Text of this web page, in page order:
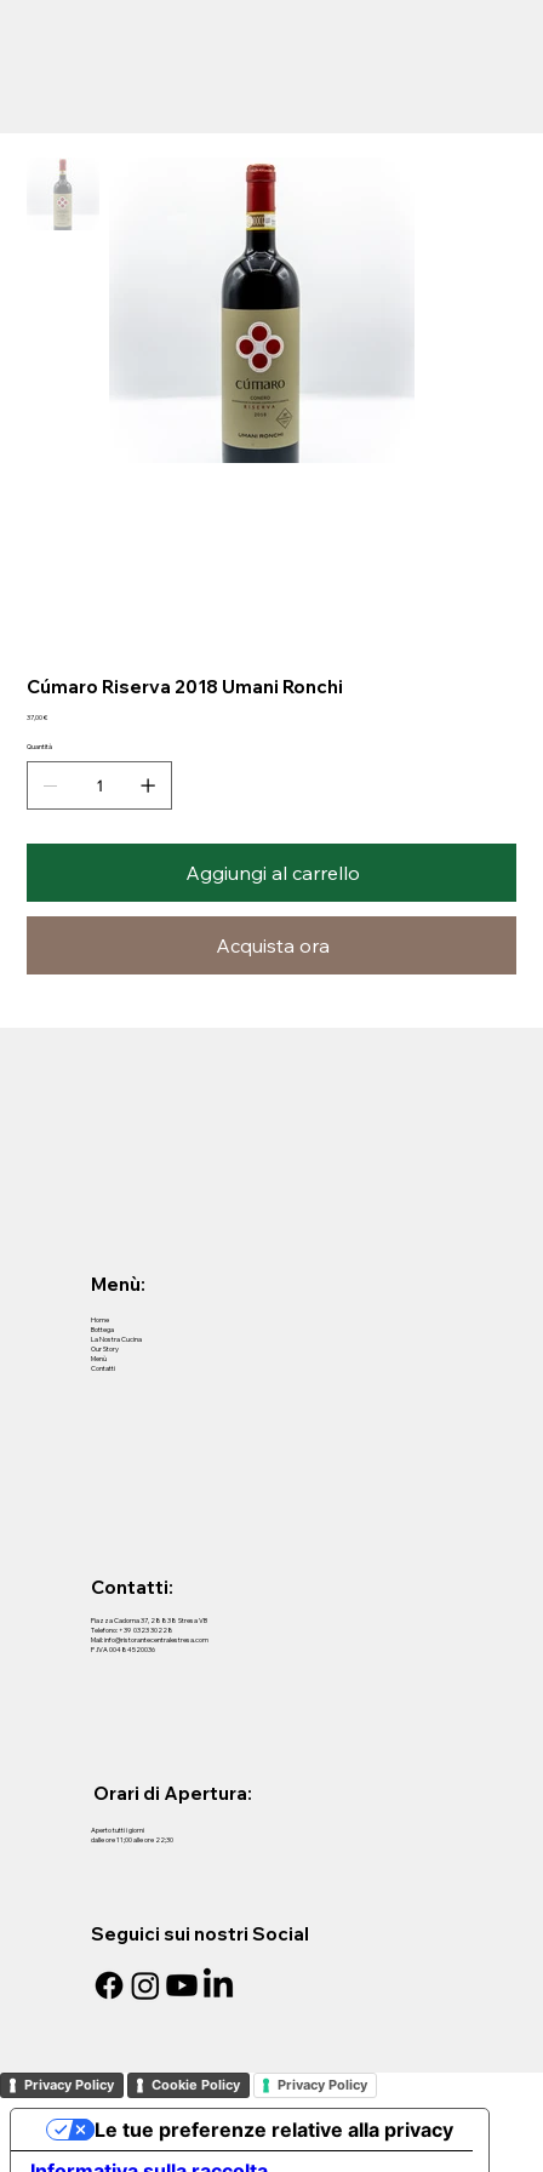
Cúmaro Riserva 2018 Umani Ronchi
Prezzo
37,00 €
Quantità
Aggiungi al carrello
Acquista ora
Menù:
Home
Bottega
La Nostra Cucina
Our Story
Menù
Contatti
Piazza Cadorna 37, 28838 Stresa VB
Telefono: +39 0323 30228
Mail: info@ristorantecentralestresa.com
P .IVA 00484520036
Contatti:
Aperto tutti i giorni
dalle ore 11;00 alle ore 22;30
Orari di Apertura:
Seguici sui nostri Social
Privacy Policy Cookie Policy Privacy Policy
Le tue preferenze relative alla privacy